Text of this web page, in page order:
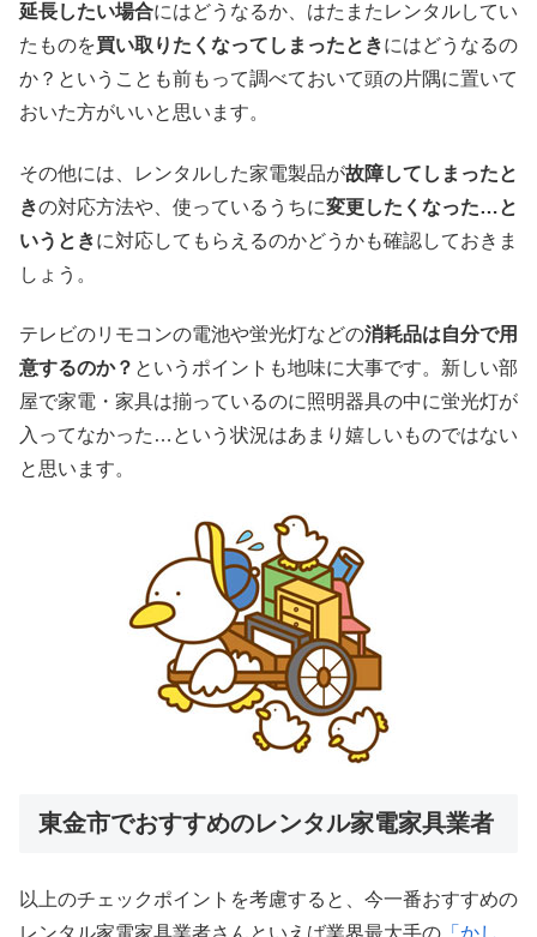
延長したい場合にはどうなるか、はたまたレンタルしてい
たものを買い取りたくなってしまったときにはどうなるの
か？ということも前もって調べておいて頭の片隅に置いて
おいた方がいいと思います。
その他には、レンタルした家電製品が故障してしまったと
きの対応方法や、使っているうちに変更したくなった…と
いうときに対応してもらえるのかどうかも確認しておきま
しょう。
テレビのリモコンの電池や蛍光灯などの消耗品は自分で用
意するのか？ というポイントも地味に大事です。新しい部
屋で家電・家具は揃っているのに照明器具の中に蛍光灯が
入ってなかった…という状況はあまり嬉しいものではない
と思います。
東金市でおすすめのレンタル家電家具業者
以上のチェックポイントを考慮すると、今一番おすすめの
レンタル家電家具業者さんといえば業界最大手の 「かし